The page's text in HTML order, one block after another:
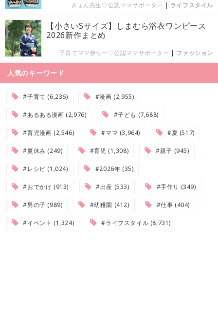
きょん先生♡公認ママサポーター | ライフスタイル
【小さいSサイズ】しまむら浴衣ワンピース
2026新作まとめ
子育てママ@ちー♡公認ママサポーター | ファッション
人気のキーワード
#子育て (6,236) #漫画 (2,955)
#あるある漫画 (2,976) #子ども (7,688)
#育児漫画 (2,546) #ママ (3,964) #夏 (517)
#夏休み (249) #育児 (1,308) #親子 (945)
#レシピ (1,024) #2026年 (35)
#おでかけ (913) #出産 (533) #手作り (349)
#男の子 (989) #幼稚園 (412) #仕事 (404)
#イベント (1,324) #ライフスタイル (8,731)